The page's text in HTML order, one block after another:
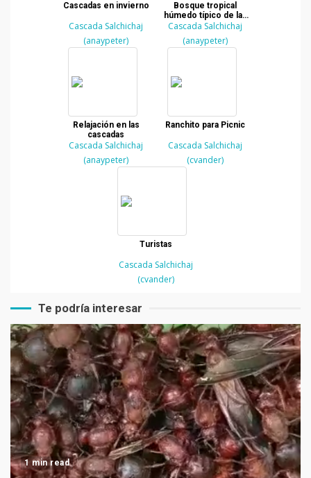
Cascadas en invierno
Cascada Salchichaj
(anaypeter)
Bosque tropical
húmedo típico de las
Verapaces
Cascada Salchichaj
(anaypeter)
Relajación en las
cascadas
Cascada Salchichaj
(anaypeter)
Ranchito para Picnic
Cascada Salchichaj
(cvander)
Turistas
Cascada Salchichaj
(cvander)
Te podría interesar
1 min read